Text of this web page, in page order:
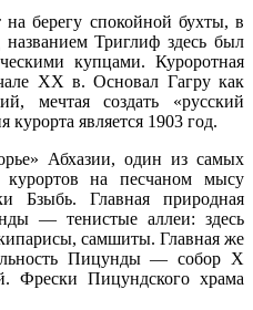
берегу спокойной бухты, в
Триглиф здесь был
купцами. Куроротная
XX в. Основал Гагру как
мечтая создать «русский
является 1903 год.
Абхазии, один из самых
на песчаном мысу
Бзыбь. Главная природная
— тенистые аллеи: здесь
самшиты. Главная же
Пицунды — собор X
Фрески Пицундского храма